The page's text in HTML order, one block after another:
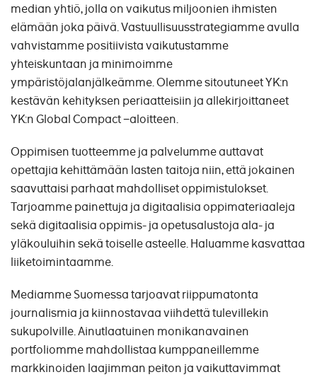
median yhtiö, jolla on vaikutus miljoonien ihmisten
elämään joka päivä. Vastuullisuusstrategiamme avulla
vahvistamme positiivista vaikutustamme
yhteiskuntaan ja minimoimme
ympäristöjalanjälkeämme. Olemme sitoutuneet YK:n
kestävän kehityksen periaatteisiin ja allekirjoittaneet
YK:n Global Compact −aloitteen.
Oppimisen tuotteemme ja palvelumme auttavat
opettajia kehittämään lasten taitoja niin, että jokainen
saavuttaisi parhaat mahdolliset oppimistulokset.
Tarjoamme painettuja ja digitaalisia oppimateriaaleja
sekä digitaalisia oppimis- ja opetusalustoja ala- ja
yläkouluihin sekä toiselle asteelle. Haluamme kasvattaa
liiketoimintaamme.
Mediamme Suomessa tarjoavat riippumatonta
journalismia ja kiinnostavaa viihdettä tulevillekin
sukupolville. Ainutlaatuinen monikanavainen
portfoliomme mahdollistaa kumppaneillemme
markkinoiden laajimman peiton ja vaikuttavimmat